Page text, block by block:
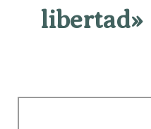
libertad»